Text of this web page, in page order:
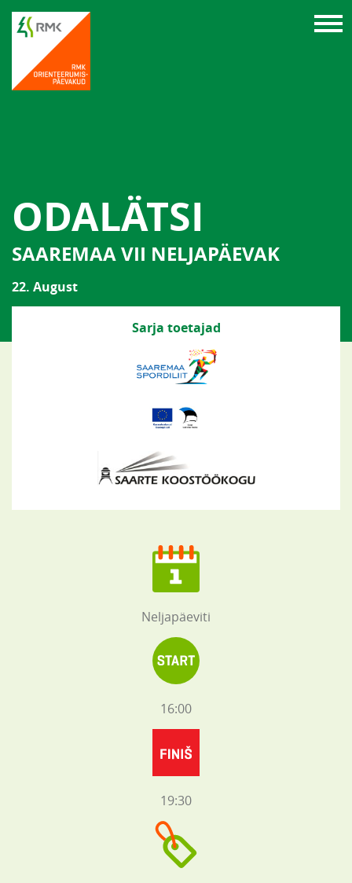
ODALÄTSI
SAAREMAA VII NELJAPÄEVAK
22. August
Sarja toetajad
Neljapäeviti
16:00
19:30